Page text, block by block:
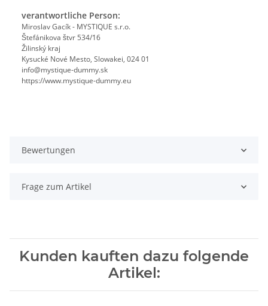
verantwortliche Person:
Miroslav Gacík - MYSTIQUE s.r.o.
Štefánikova štvr 534/16
Žilinský kraj
Kysucké Nové Mesto, Slowakei, 024 01
info@mystique-dummy.sk
https://www.mystique-dummy.eu
Bewertungen
Frage zum Artikel
Kunden kauften dazu folgende
Artikel: